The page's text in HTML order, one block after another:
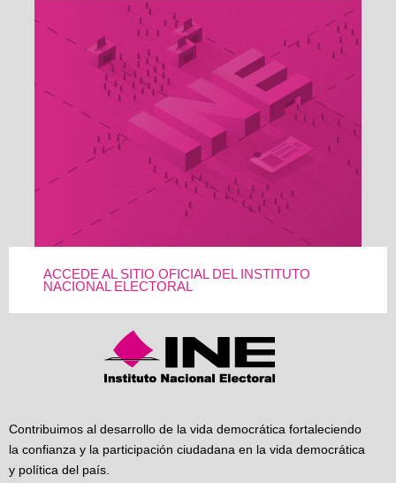
ACCEDE AL SITIO OFICIAL DEL INSTITUTO
NACIONAL ELECTORAL
Contribuimos al desarrollo de la vida democrática fortaleciendo
la confianza y la participación ciudadana en la vida democrática
y política del país.